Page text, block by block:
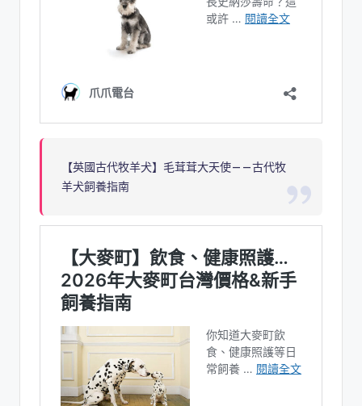
【英國古代牧羊犬】毛茸茸大天使——古代牧
羊犬飼養指南